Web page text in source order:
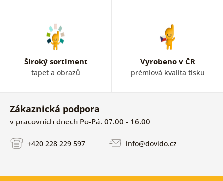
Široký sortiment
tapet a obrazů
Vyrobeno v ČR
prémiová kvalita tisku
Zákaznická podpora
v pracovních dnech Po-Pá: 07:00 - 16:00
+420 228 229 597 info@dovido.cz